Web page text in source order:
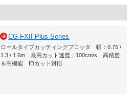
CG-FXII Plus Series
ロールタイプカッティングプロッタ 幅：0.75 /
1.3 / 1.6m 最高カット速度：100cm/s 高精度
＆高機能 IDカット対応